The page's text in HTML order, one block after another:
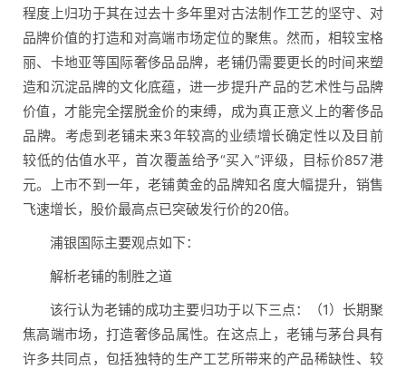
程度上归功于其在过去十多年里对古法制作工艺的坚守、对
品牌价值的打造和对高端市场定位的聚焦。然而，相较宝格
丽、卡地亚等国际奢侈品品牌，老铺仍需要更长的时间来塑
造和沉淀品牌的文化底蕴，进一步提升产品的艺术性与品牌
价值，才能完全摆脱金价的束缚，成为真正意义上的奢侈品
品牌。考虑到老铺未来3年较高的业绩增长确定性以及目前
较低的估值水平，首次覆盖给予“买入”评级，目标价857港
元。上市不到一年，老铺黄金的品牌知名度大幅提升，销售
飞速增长，股价最高点已突破发行价的20倍。
浦银国际主要观点如下：
解析老铺的制胜之道
该行认为老铺的成功主要归功于以下三点：（1）长期聚
焦高端市场，打造奢侈品属性。在这点上，老铺与茅台具有
许多共同点，包括独特的生产工艺所带来的产品稀缺性、较